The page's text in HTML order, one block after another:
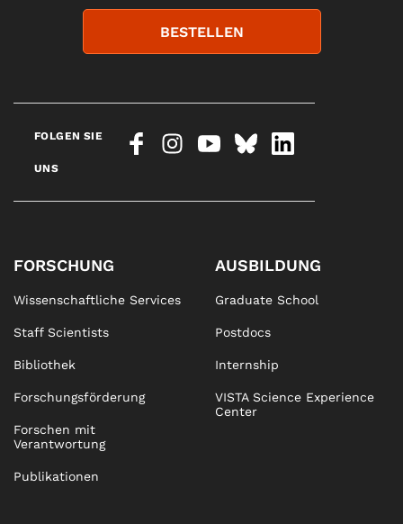
BESTELLEN
FOLGEN SIE
UNS
FORSCHUNG
Wissenschaftliche Services
Staff Scientists
Bibliothek
Forschungsförderung
Forschen mit
Verantwortung
Publikationen
AUSBILDUNG
Graduate School
Postdocs
Internship
VISTA Science Experience
Center